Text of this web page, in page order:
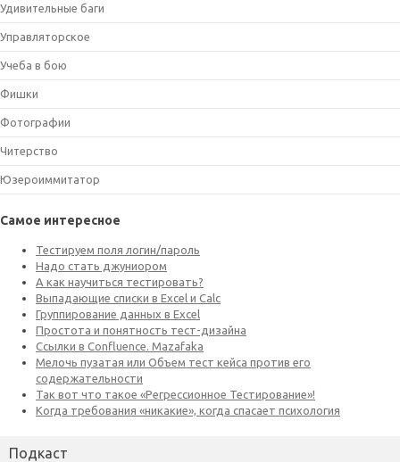
Удивительные баги
Управляторское
Учеба в бою
Фишки
Фотографии
Читерство
Юзероиммитатор
Самое интересное
Подкаст